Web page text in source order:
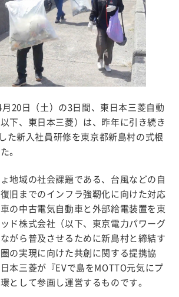
20日（土）の3日間、東日本三菱自動
下、東日本三菱）は、昨年に引き続き
た新入社員研修を東京都新島村の式根
。
地域の社会課題である、台風などの自
旧までのインフラ強靭化に向けた対応
の中古電気自動車と外部給電装置を東
ド株式会社（以下、東京電力パワーグ
がら普及させるために新島村と締結す
の実現に向けた共創に関する提携協
本三菱が『EVで島をMOTTO元気にプ
として参画し運営するものです。